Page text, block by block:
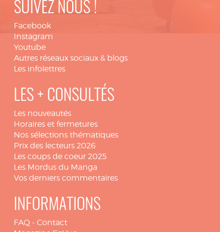
SUIVEZ NOUS !
Facebook
Instagram
Youtube
Autres réseaux sociaux & blogs
Les infolettres
LES + CONSULTÉS
Les nouveautés
Horaires et fermetures
Nos sélections thématiques
Prix des lecteurs 2026
Les coups de coeur 2025
Les Mordus du Manga
Vos derniers commentaires
INFORMATIONS
FAQ - Contact